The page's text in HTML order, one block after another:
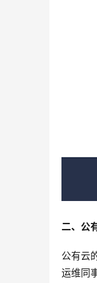
二、公
公有云
运维同